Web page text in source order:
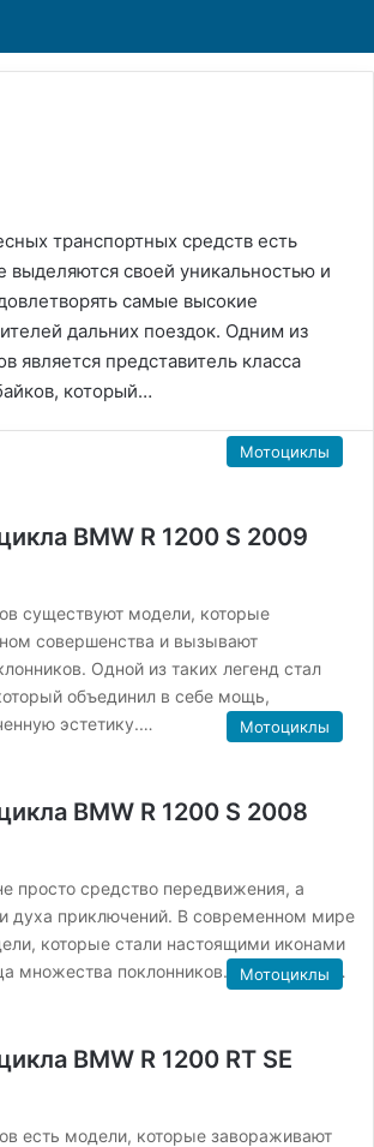
транспортных средств есть
выделяются своей уникальностью и
самые высокие
дальних поездок. Одним из
является представитель класса
который…
Мотоциклы
BMW R 1200 S 2009
существуют модели, которые
совершенства и вызывают
Одной из таких легенд стал
объединил в себе мощь,
эстетику.…
Мотоциклы
BMW R 1200 S 2008
просто средство передвижения, а
духа приключений. В современном мире
которые стали настоящими иконами
множества поклонников. Сегодня мы…
Мотоциклы
BMW R 1200 RT SE
есть модели, которые завораживают